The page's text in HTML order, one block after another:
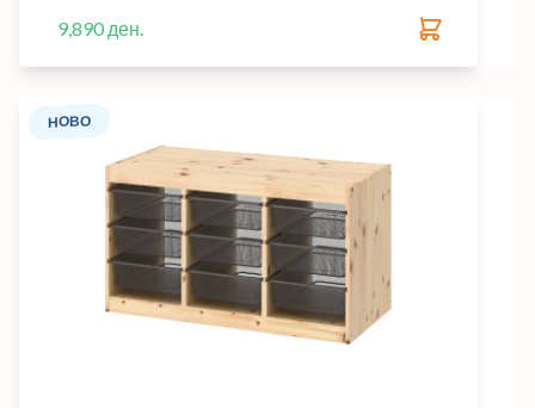
9,890 ден.
НОВО